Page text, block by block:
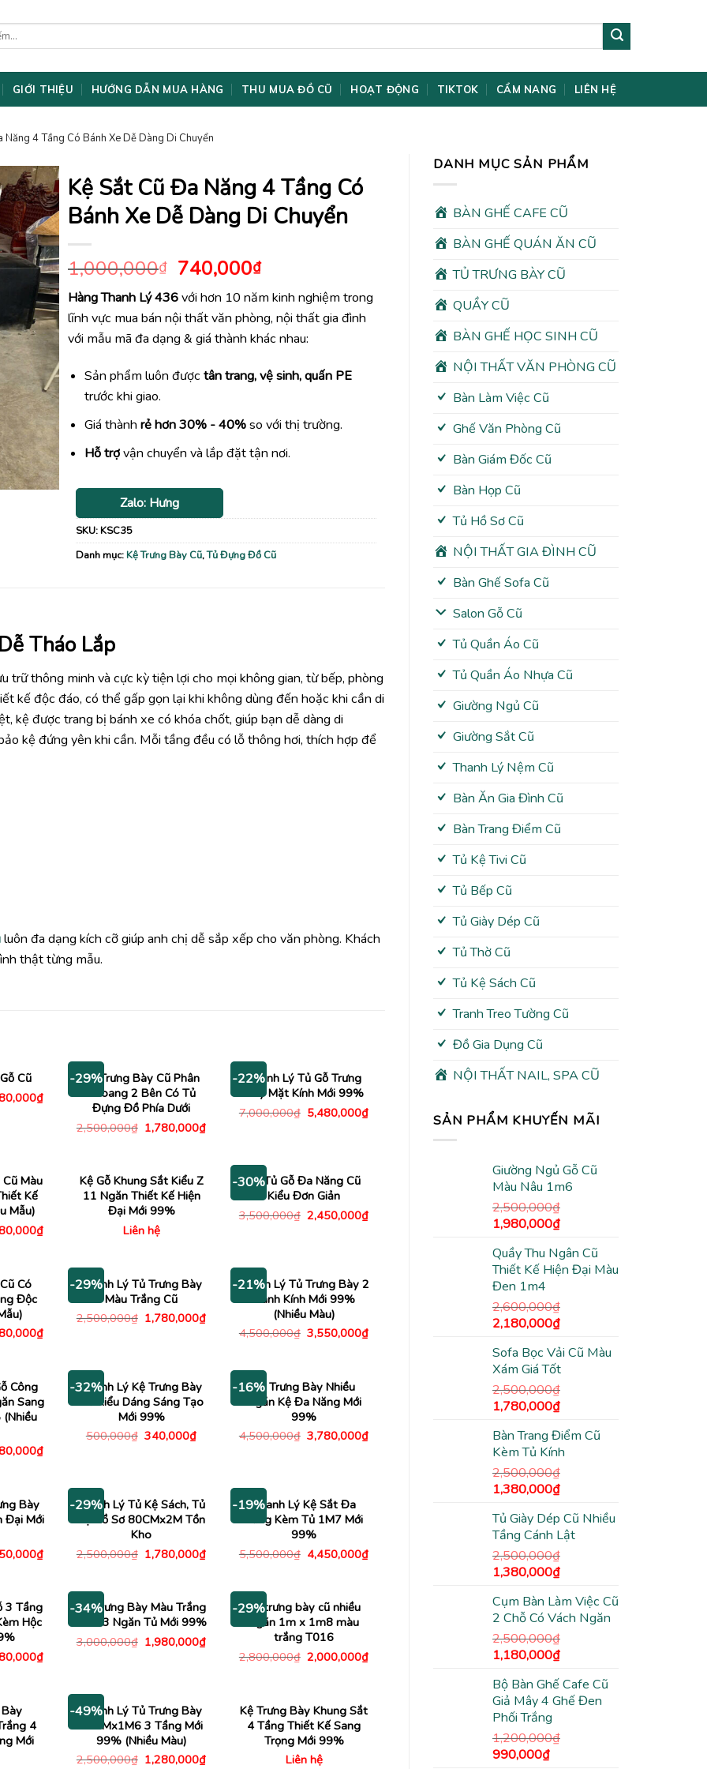
GIỚI THIỆU HƯỚNG DẪN MUA HÀNG THU MUA ĐỒ CŨ HOẠT ĐỘNG TIKTOK CẨM NANG LIÊN HỆ
Năng 4 Tầng Có Bánh Xe Dễ Dàng Di Chuyển
DANH MỤC SẢN PHẨM
BÀN GHẾ CAFE CŨ
BÀN GHẾ QUÁN ĂN CŨ
TỦ TRƯNG BÀY CŨ
QUẦY CŨ
BÀN GHẾ HỌC SINH CŨ
NỘI THẤT VĂN PHÒNG CŨ
Bàn Làm Việc Cũ
Ghế Văn Phòng Cũ
Bàn Giám Đốc Cũ
Bàn Họp Cũ
Tủ Hồ Sơ Cũ
NỘI THẤT GIA ĐÌNH CŨ
Bàn Ghế Sofa Cũ
Salon Gỗ Cũ
Tủ Quần Áo Cũ
Tủ Quần Áo Nhựa Cũ
Giường Ngủ Cũ
Giường Sắt Cũ
Thanh Lý Nệm Cũ
Bàn Ăn Gia Đình Cũ
Bàn Trang Điểm Cũ
Tủ Kệ Tivi Cũ
Tủ Bếp Cũ
Tủ Giày Dép Cũ
Tủ Thờ Cũ
Tủ Kệ Sách Cũ
Tranh Treo Tường Cũ
Đồ Gia Dụng Cũ
NỘI THẤT NAIL, SPA CŨ
SẢN PHẨM KHUYẾN MÃI
Giường Ngủ Gỗ Cũ
Màu Nâu 1m6
2,500,000₫
Giá
là:
2,500,000₫.
1,980,000₫Giá
tại
là:
Quầy Thu Ngân Cũ
Thiết Kế Hiện Đại Màu
Đen 1m4
2,600,000₫
Giá
là:
2,600,000₫.
2,180,000₫Giá
tại
là:
2,180,000₫.
Sofa Bọc Vải Cũ Màu
Xám Giá Tốt
2,500,000₫
Giá
là:
2,500,000₫.
1,780,000₫Giá
tại
là:
1,780,000₫.
Bàn Trang Điểm Cũ
Kèm Tủ Kính
2,500,000₫
Giá
là:
2,500,000₫.
1,380,000₫Giá
tại
là:
1,380,000₫.
Tủ Giày Dép Cũ Nhiều
Tầng Cánh Lật
2,500,000₫
Giá
là:
2,500,000₫.
1,380,000₫Giá
tại
là:
1,380,000₫.
Cụm Bàn Làm Việc Cũ
2 Chỗ Có Vách Ngăn
2,500,000₫
Giá
là:
2,500,000₫.
1,180,000₫Giá
tại
là:
Bộ Bàn Ghế Cafe Cũ
Giả Mây 4 Ghế Đen
Phối Trắng
1,200,000₫
Giá
990,000₫Giá
Kệ Sắt Cũ Đa Năng 4 Tầng Có
Bánh Xe Dễ Dàng Di Chuyển
1,000,000₫ Giá
gốc
là:
1,000,000₫.
740,000₫Giá
hiện
tại
là:
740,000₫.
Hàng Thanh Lý 436với hơn 10 năm kinh nghiệm trong
lĩnh vực mua bán nội thất văn phòng, nội thất gia đình
với mẫu mã đa dạng & giá thành khác nhau:
Sản phẩm luôn đượctân trang, vệ sinh, quấn PE
trước khi giao.
Giá thànhrẻ hơn 30% - 40%so với thị trường.
Hỗ trợvận chuyển và lắp đặt tận nơi.
Zalo: Hưng
SKU:KSC35
Danh mục:Kệ Trưng Bày Cũ,Tủ Đựng Đồ Cũ
Tháo Lắp
trữ thông minh và cực kỳ tiện lợi cho mọi không gian, từ bếp, phòng
kế độc đáo, có thể gấp gọn lại khi không dùng đến hoặc khi cần di
kệ được trang bị bánh xe có khóa chốt, giúp bạn dễ dàng di
kệ đứng yên khi cần. Mỗi tầng đều có lỗ thông hơi, thích hợp để
luôn đa dạng kích cỡ giúp anh chị dễ sắp xếp cho văn phòng. Khách
thật từng mẫu.
Cũ
₫Giá
-29%
Kệ Trưng Bày Cũ Phân
Khoang 2 Bên Có Tủ
Đựng Đồ Phía Dưới
2,500,000₫ Giá
gốc
1,780,000₫Giá
1,780,000₫.
-22%
Thanh Lý Tủ Gỗ Trưng
Bày Mặt Kính Mới 99%
7,000,000₫ Giá
gốc
5,480,000₫Giá
Màu
Kế
Mẫu)
₫Giá
1,480,000₫.
Kệ Gỗ Khung Sắt Kiểu Z
11 Ngăn Thiết Kế Hiện
Đại Mới 99%
Liên hệ
-30%
Kệ Tủ Gỗ Đa Năng Cũ
Kiểu Đơn Giản
3,500,000₫ Giá
gốc
2,450,000₫Giá
Có
Độc
₫Giá
1,480,000₫.
-29%
Thanh Lý Tủ Trưng Bày
Màu Trắng Cũ
2,500,000₫ Giá
gốc
1,780,000₫Giá
-21%
Thanh Lý Tủ Trưng Bày 2
Cánh Kính Mới 99%
(Nhiều Màu)
4,500,000₫ Giá
gốc
3,550,000₫Giá
Công
Sang
₫Giá
2,380,000₫.
-32%
Thanh Lý Kệ Trưng Bày
Gỗ Kiểu Dáng Sáng Tạo
Mới 99%
500,000₫ Giá
340,000₫Giá
-16%Tủ Trưng Bày Nhiều
Ngăn Kệ Đa Năng Mới
99%
4,500,000₫ Giá
gốc
3,780,000₫Giá
Bày
Đại Mới
₫Giá
2,950,000₫.
-29%
Thanh Lý Tủ Kệ Sách, Tủ
Kệ Hồ Sơ 80CMx2M Tồn
Kho
2,500,000₫ Giá
gốc
1,780,000₫Giá
1,780,000₫.
-19%Thanh Lý Kệ Sắt Đa
Tầng Kèm Tủ 1M7 Mới
99%
5,500,000₫ Giá
gốc
4,450,000₫Giá
3 Tầng
Hộc
₫Giá
5,880,000₫.
-34%
Kệ Trưng Bày Màu Trắng
Kèm 3 Ngăn Tủ Mới 99%
3,000,000₫ Giá
gốc
1,980,000₫Giá
-29%
Tủ trưng bày cũ nhiều
ngăn 1m x 1m8 màu
trắng T016
2,800,000₫ Giá
gốc
2,000,000₫Giá
4
Mới
-49%
Thanh Lý Tủ Trưng Bày
80CMx1M6 3 Tầng Mới
99% (Nhiều Màu)
2,500,000₫ Giá
1,280,000₫Giá
Kệ Trưng Bày Khung Sắt
4 Tầng Thiết Kế Sang
Trọng Mới 99%
Liên hệ